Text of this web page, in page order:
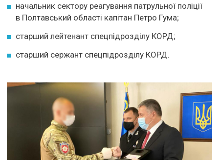
начальник сектору реагування патрульної поліції
в Полтавський області капітан Петро Гума;
старший лейтенант спецпідрозділу КОРД;
старший сержант спецпідрозділу КОРД.